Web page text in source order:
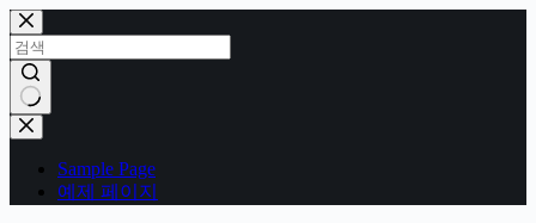
본
문
으
로
건
너
결
Sample Page
예제 페이지